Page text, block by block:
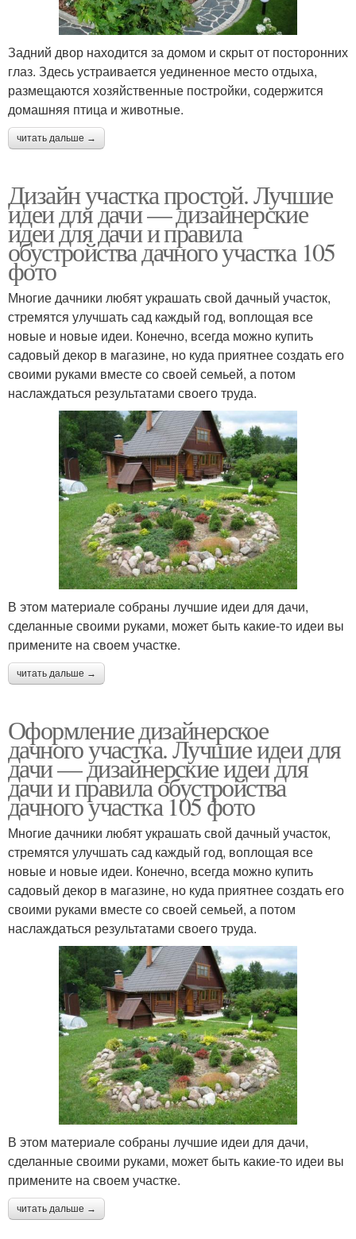
Задний двор находится за домом и скрыт от посторонних
глаз. Здесь устраивается уединенное место отдыха,
размещаются хозяйственные постройки, содержится
домашняя птица и животные.
читать дальше →
Дизайн участка простой. Лучшие
идеи для дачи — дизайнерские
идеи для дачи и правила
обустройства дачного участка 105
фото
Многие дачники любят украшать свой дачный участок,
стремятся улучшать сад каждый год, воплощая все
новые и новые идеи. Конечно, всегда можно купить
садовый декор в магазине, но куда приятнее создать его
своими руками вместе со своей семьей, а потом
наслаждаться результатами своего труда.
В этом материале собраны лучшие идеи для дачи,
сделанные своими руками, может быть какие-то идеи вы
примените на своем участке.
читать дальше →
Оформление дизайнерское
дачного участка. Лучшие идеи для
дачи — дизайнерские идеи для
дачи и правила обустройства
дачного участка 105 фото
Многие дачники любят украшать свой дачный участок,
стремятся улучшать сад каждый год, воплощая все
новые и новые идеи. Конечно, всегда можно купить
садовый декор в магазине, но куда приятнее создать его
своими руками вместе со своей семьей, а потом
наслаждаться результатами своего труда.
В этом материале собраны лучшие идеи для дачи,
сделанные своими руками, может быть какие-то идеи вы
примените на своем участке.
читать дальше →